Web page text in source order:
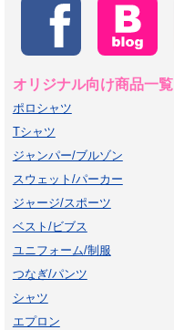
オリジナル向け商品一覧
ポロシャツ
Tシャツ
ジャンパー/ブルゾン
スウェット/パーカー
ジャージ/スポーツ
ベスト/ビブス
ユニフォーム/制服
つなぎ/パンツ
シャツ
エプロン